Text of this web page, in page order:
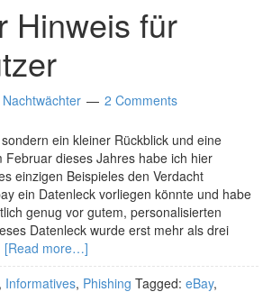
Hinweis für
Nachtwächter 2 Comments
ein kleiner Rückblick und eine
Februar dieses Jahres habe ich hier
einzigen Beispieles den Verdacht
ein Datenleck vorliegen könnte und habe
genug vor gutem, personalisierten
Datenleck wurde erst mehr als drei
[Read more…]
, Informatives, Phishing Tagged: eBay,